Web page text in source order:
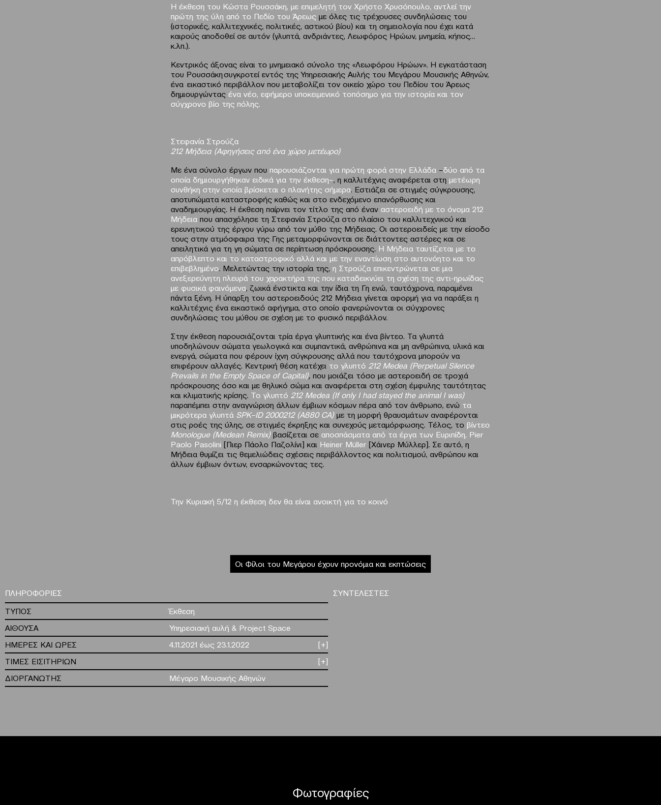
Η έκθεση του Κώστα Ρουσσάκη, με επιμελητή τον Χρήστο Χρυσόπουλο, αντλεί την
πρώτη της ύλη από το Πεδίο του Άρεως με όλες τις τρέχουσες συνδηλώσεις του
(ιστορικές, καλλιτεχνικές, πολιτικές, αστικού βίου) και τη σημειολογία που έχει κατά
καιρούς αποδοθεί σε αυτόν (γλυπτά, ανδριάντες, Λεωφόρος Ηρώων, μνημεία, κήπος…
κ.λπ.).
Κεντρικός άξονας είναι το μνημειακό σύνολο της «Λεωφόρου Ηρώων». Η εγκατάσταση
του Ρουσσάκη συγκροτεί εντός της Υπηρεσιακής Αυλής του Μεγάρου Μουσικής Αθηνών,
ένα εικαστικό περιβάλλον που μεταβολίζει τον οικείο χώρο του Πεδίου του Άρεως
δημιουργώντας ένα νέο, εφήμερο υποκειμενικό τοπόσημο για την ιστορία και τον
σύγχρονο βίο της πόλης.
Στεφανία Στρούζα
212 Μήδεια (Αφηγήσεις από ένα χώρο μετέωρο)
Με ένα σύνολο έργων που παρουσιάζονται για πρώτη φορά στην Ελλάδα –δύο από τα
οποία δημιουργήθηκαν ειδικά για την έκθεση– , η καλλιτέχνις αναφέρεται στη μετέωρη
συνθήκη στην οποία βρίσκεται ο πλανήτης σήμερα . Εστιάζει σε στιγμές σύγκρουσης,
αποτυπώματα καταστροφής καθώς και στο ενδεχόμενο επανόρθωσης και
αναδημιουργίας. H έκθεση παίρνει τον τίτλο της από έναν αστεροειδή με το όνομα 212
Μήδεια που απασχόλησε τη Στεφανία Στρούζα στο πλαίσιο του καλλιτεχνικού και
ερευνητικού της έργου γύρω από τον μύθο της Μήδειας. Οι αστεροειδείς με την είσοδο
τους στην ατμόσφαιρα της Γης μεταμορφώνονται σε διάττοντες αστέρες και σε
απειλητικά για τη γη σώματα σε περίπτωση πρόσκρουσης. H Μήδεια ταυτίζεται με το
απρόβλεπτο και το καταστροφικό αλλά και με την εναντίωση στο αυτονόητο και το
επιβεβλημένο . Μελετώντας την ιστορία της, η Στρούζα επικεντρώνεται σε μια
ανεξερεύνητη πλευρά του χαρακτήρα της που καταδεικνύει τη σχέση της αντι-ηρωίδας
με φυσικά φαινόμενα , ζωικά ένστικτα και την ίδια τη Γη ενώ, ταυτόχρονα, παραμένει
πάντα ξένη. Η ύπαρξη του αστεροειδούς 212 Μήδεια γίνεται αφορμή για να παράξει η
καλλιτέχνις ένα εικαστικό αφήγημα, στο οποίο φανερώνονται οι σύγχρονες
συνδηλώσεις του μύθου σε σχέση με το φυσικό περιβάλλον.
Στην έκθεση παρουσιάζονται τρία έργα γλυπτικής και ένα βίντεο. Τα γλυπτά
υποδηλώνουν σώματα γεωλογικά και συμπαντικά, ανθρώπινα και μη ανθρώπινα, υλικά και
ενεργά, σώματα που φέρουν ίχνη σύγκρουσης αλλά που ταυτόχρονα μπορούν να
επιφέρουν αλλαγές. Κεντρική θέση κατέχει το γλυπτό 212 Medea (Perpetual Silence
Prevails in the Empty Space of Capital), που μοιάζει τόσο με αστεροειδή σε τροχιά
πρόσκρουσης όσο και με θηλυκό σώμα και αναφέρεται στη σχέση έμφυλης ταυτότητας
και κλιματικής κρίσης. Το γλυπτό 212 Medea (If only I had stayed the animal I was)
παραπέμπει στην αναγνώριση άλλων έμβιων κόσμων πέρα από τον άνθρωπο, ενώ τα
μικρότερα γλυπτά SPK–ID2000212 (Α880 CA)με τη μορφή θραυσμάτων αναφέρονται
στις ροές της ύλης, σε στιγμές έκρηξης και συνεχούς μεταμόρφωσης. Τέλος, το βίντεο
Monologue(Medean Remix)βασίζεται σε αποσπάσματα από τα έργα των Ευριπίδη, Pier
Paolo Pasolini [Πιερ Πάολο Παζολίνι] και Heiner Müller [Χάινερ Μύλλερ]. Σε αυτό, η
Μήδεια θυμίζει τις θεμελιώδεις σχέσεις περιβάλλοντος και πολιτισμού, ανθρώπου και
άλλων έμβιων όντων, ενσαρκώνοντας τες.
Την Κυριακή 5/12 η έκθεση δεν θα είναι ανοικτή για το κοινό
Οι Φίλοι του Μεγάρου έχουν προνόμια και εκπτώσεις
ΠΛΗΡΟΦΟΡΙΕΣ
ΤΥΠΟΣ
Έκθεση
ΑΙΘΟΥΣΑ
Υπηρεσιακή αυλή & Project Space
ΗΜΕΡΕΣ ΚΑΙ ΩΡΕΣ
4.11.2021 έως 23.1.2022
[+]
ΤΙΜΕΣ ΕΙΣΙΤΗΡΙΩΝ
[+]
ΔΙΟΡΓΑΝΩΤΗΣ
Μέγαρο Μουσικής Αθηνών
ΣΥΝΤΕΛΕΣΤΕΣ
Φωτογραφίες